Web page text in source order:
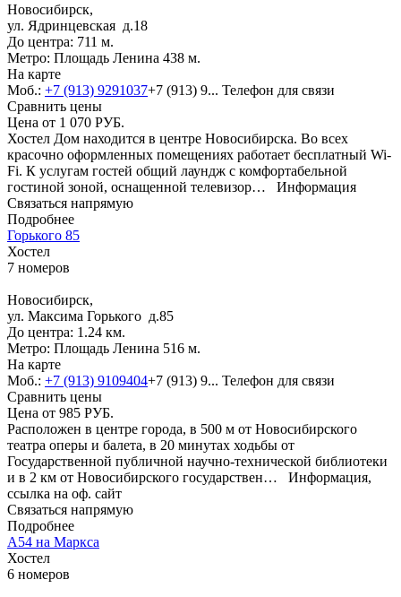
Новосибирск,
ул. Ядринцевская д.18
До центра: 711 м.
Метро: Площадь Ленина 438 м.
На карте
Моб.: +7 (913) 9291037+7 (913) 9... Телефон для связи
Сравнить цены
Цена от 1 070 РУБ.
Хостел Дом находится в центре Новосибирска. Во всех
красочно оформленных помещениях работает бесплатный Wi-
Fi. К услугам гостей общий лаундж с комфортабельной
гостиной зоной, оснащенной телевизор… Информация
Связаться напрямую
Подробнее
Горького 85
Хостел
7 номеров
Новосибирск,
ул. Максима Горького д.85
До центра: 1.24 км.
Метро: Площадь Ленина 516 м.
На карте
Моб.: +7 (913) 9109404+7 (913) 9... Телефон для связи
Сравнить цены
Цена от 985 РУБ.
Расположен в центре города, в 500 м от Новосибирского
театра оперы и балета, в 20 минутах ходьбы от
Государственной публичной научно-технической библиотеки
и в 2 км от Новосибирского государствен… Информация,
ссылка на оф. сайт
Связаться напрямую
Подробнее
А54 на Маркса
Хостел
6 номеров